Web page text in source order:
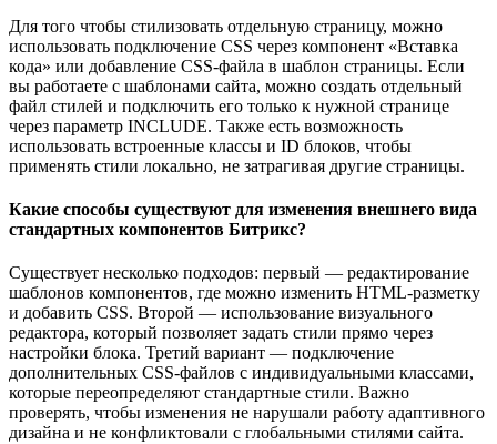
Для того чтобы стилизовать отдельную страницу, можно
использовать подключение CSS через компонент «Вставка
кода» или добавление CSS-файла в шаблон страницы. Если
вы работаете с шаблонами сайта, можно создать отдельный
файл стилей и подключить его только к нужной странице
через параметр INCLUDE. Также есть возможность
использовать встроенные классы и ID блоков, чтобы
применять стили локально, не затрагивая другие страницы.
Какие способы существуют для изменения внешнего вида
стандартных компонентов Битрикс?
Существует несколько подходов: первый — редактирование
шаблонов компонентов, где можно изменить HTML-разметку
и добавить CSS. Второй — использование визуального
редактора, который позволяет задать стили прямо через
настройки блока. Третий вариант — подключение
дополнительных CSS-файлов с индивидуальными классами,
которые переопределяют стандартные стили. Важно
проверять, чтобы изменения не нарушали работу адаптивного
дизайна и не конфликтовали с глобальными стилями сайта.